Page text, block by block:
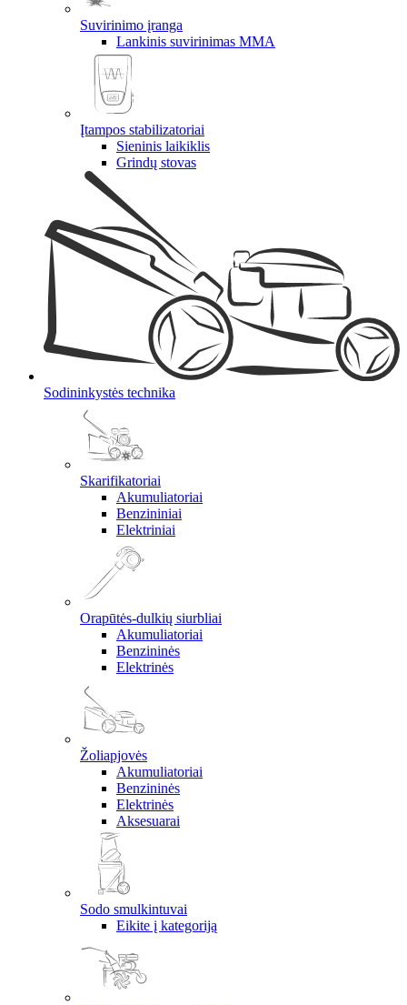
Suvirinimo įranga
Lankinis suvirinimas MMA
Įtampos stabilizatoriai
Sieninis laikiklis
Grindų stovas
Sodininkystės technika
Skarifikatoriai
Akumuliatoriai
Benzininiai
Elektriniai
Orapūtės-dulkių siurbliai
Akumuliatoriai
Benzininės
Elektrinės
Žoliapjovės
Akumuliatoriai
Benzininės
Elektrinės
Aksesuarai
Sodo smulkintuvai
Eikite į kategoriją